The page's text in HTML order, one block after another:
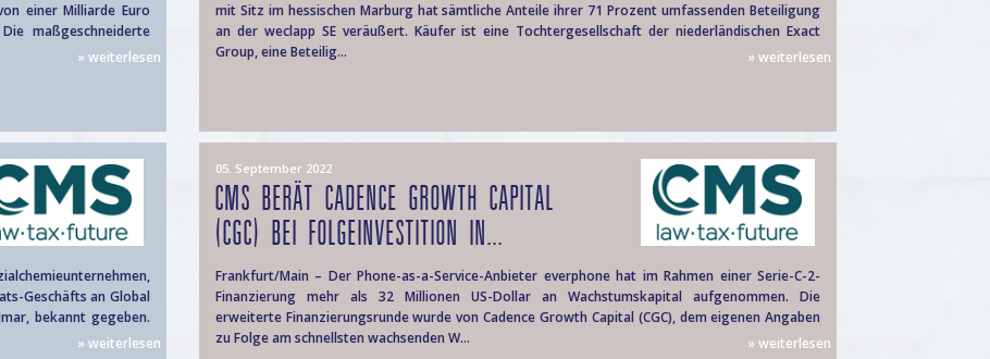
einer Milliarde Euro
maßgeschneiderte
» weiterlesen
mit Sitz im hessischen Marburg hat sämtliche Anteile ihrer 71 Prozent umfassenden Beteiligung
an der weclapp SE veräußert. Käufer ist eine Tochtergesellschaft der niederländischen Exact
Group, eine Beteilig...
» weiterlesen
Geschäfts an Global
bekannt gegeben.
» weiterlesen
05. September 2022
CMS BERÄT CADENCE GROWTH CAPITAL
(CGC) BEI FOLGEINVESTITION IN...
Frankfurt/Main – Der Phone-as-a-Service-Anbieter everphone hat im Rahmen einer Serie-C-2-
Finanzierung mehr als 32 Millionen US-Dollar an Wachstumskapital aufgenommen. Die
erweiterte Finanzierungsrunde wurde von Cadence Growth Capital (CGC), dem eigenen Angaben
zu Folge am schnellsten wachsenden W...
» weiterlesen